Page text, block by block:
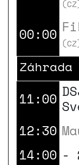
00:00
11:00
12:30
14:00 -